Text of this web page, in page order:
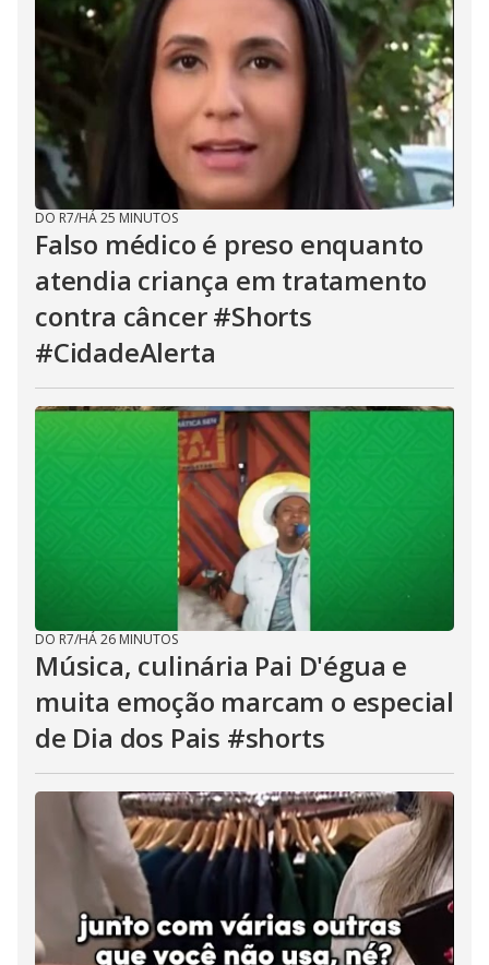
DO R7/HÁ 25 MINUTOS
Falso médico é preso enquanto
atendia criança em tratamento
contra câncer #Shorts
#CidadeAlerta
DO R7/HÁ 26 MINUTOS
Música, culinária Pai D'égua e
muita emoção marcam o especial
de Dia dos Pais #shorts